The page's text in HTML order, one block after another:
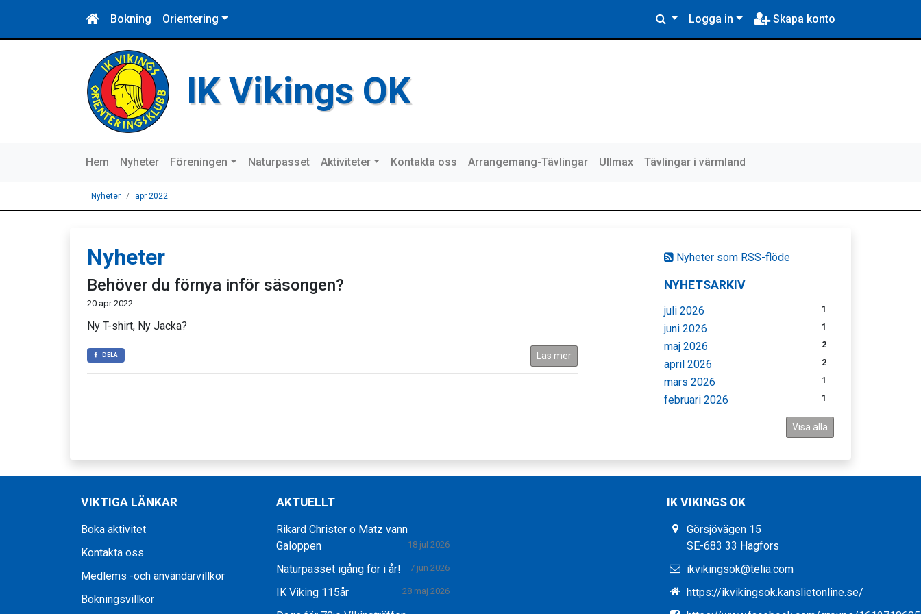
Bokning Orientering Logga in Skapa konto
IK Vikings OK
Hem Nyheter Föreningen Naturpasset Aktiviteter Kontakta oss Arrangemang-Tävlingar Ullmax Tävlingar i värmland
Nyheter apr 2022
Nyheter som RSS-flöde
NYHETSARKIV
juli 2026 1
juni 2026 1
maj 2026 2
april 2026 2
mars 2026 1
februari 2026 1
Visa alla
Nyheter
Behöver du förnya inför säsongen?
20 apr 2022
Ny T-shirt, Ny Jacka?
DELA Läs mer
VIKTIGA LÄNKAR
Boka aktivitet
Kontakta oss
Medlems -och användarvillkor
Bokningsvillkor
AKTUELLT
Rikard Christer o Matz vann
Galoppen
18 jul 2026
Naturpasset igång för i år! 7 jun 2026
IK Viking 115år 28 maj 2026
IK VIKINGS OK
Görsjövägen 15
SE-683 33 Hagfors
ikvikingsok@telia.com
https://ikvikingsok.kanslietonline.se/